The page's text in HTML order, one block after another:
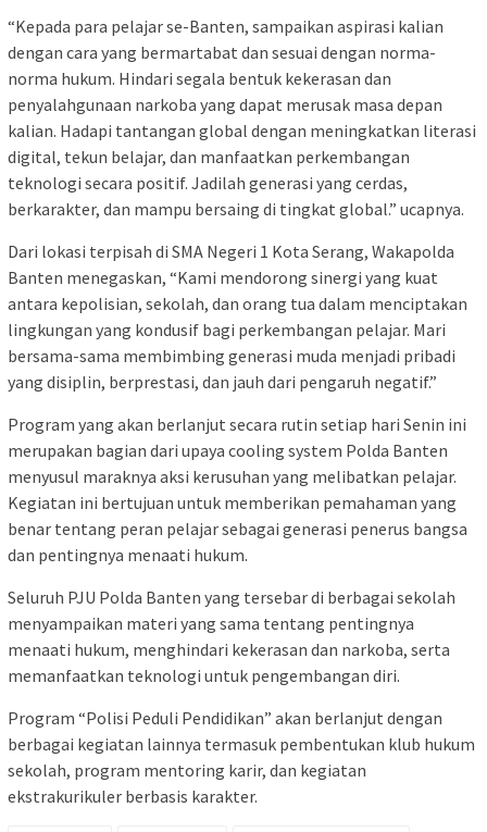
“Kepada para pelajar se-Banten, sampaikan aspirasi kalian
dengan cara yang bermartabat dan sesuai dengan norma-
norma hukum. Hindari segala bentuk kekerasan dan
penyalahgunaan narkoba yang dapat merusak masa depan
kalian. Hadapi tantangan global dengan meningkatkan literasi
digital, tekun belajar, dan manfaatkan perkembangan
teknologi secara positif. Jadilah generasi yang cerdas,
berkarakter, dan mampu bersaing di tingkat global.” ucapnya.
Dari lokasi terpisah di SMA Negeri 1 Kota Serang, Wakapolda
Banten menegaskan, “Kami mendorong sinergi yang kuat
antara kepolisian, sekolah, dan orang tua dalam menciptakan
lingkungan yang kondusif bagi perkembangan pelajar. Mari
bersama-sama membimbing generasi muda menjadi pribadi
yang disiplin, berprestasi, dan jauh dari pengaruh negatif.”
Program yang akan berlanjut secara rutin setiap hari Senin ini
merupakan bagian dari upaya cooling system Polda Banten
menyusul maraknya aksi kerusuhan yang melibatkan pelajar.
Kegiatan ini bertujuan untuk memberikan pemahaman yang
benar tentang peran pelajar sebagai generasi penerus bangsa
dan pentingnya menaati hukum.
Seluruh PJU Polda Banten yang tersebar di berbagai sekolah
menyampaikan materi yang sama tentang pentingnya
menaati hukum, menghindari kekerasan dan narkoba, serta
memanfaatkan teknologi untuk pengembangan diri.
Program “Polisi Peduli Pendidikan” akan berlanjut dengan
berbagai kegiatan lainnya termasuk pembentukan klub hukum
sekolah, program mentoring karir, dan kegiatan
ekstrakurikuler berbasis karakter.